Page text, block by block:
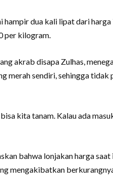
hampir dua kali lipat dari
per kilogram.
akrab disapa Zulhas,
merah sendiri, sehingga
kita tanam. Kalau ada
bahwa lonjakan harga
mengakibatkan